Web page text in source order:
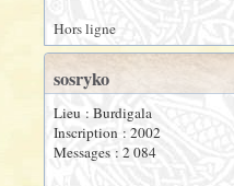
Hors ligne
sosryko
Lieu : Burdigala
Inscription : 2002
Messages : 2 084